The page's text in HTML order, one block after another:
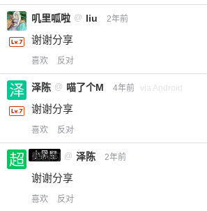
叽里呱啦 @ liu 2年前
谢谢分享
喜欢 反对
泽陈 @ 喵了个M 4年前 via Android
谢谢分享
喜欢 反对
小黑屋
超凶的 @ 泽陈 2年前
谢谢分享
喜欢 反对